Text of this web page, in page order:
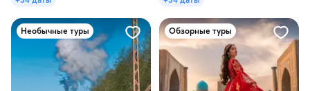
Необычные туры Обзорные туры